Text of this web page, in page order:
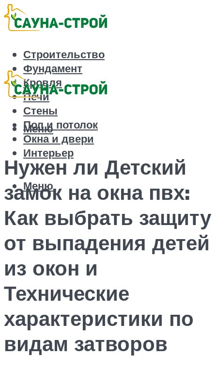
Строительство
Фундамент
Кровля
Печи
Стены
Пол и потолок
Окна и двери
Интерьер
Меню
Меню
Нужен ли Детский
замок на окна пвх:
Как выбрать защиту
от выпадения детей
из окон и
Технические
характеристики по
видам затворов